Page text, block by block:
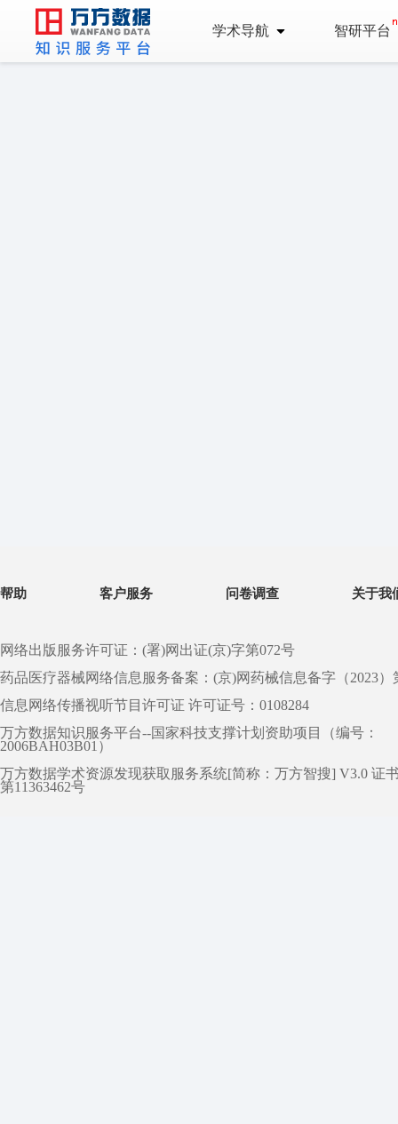
学术导航 智研平台
帮助 客户服务 问卷调查 关于我
网络出版服务许可证：(署)网出证(京)字第072号
药品医疗器械网络信息服务备案：(京)网药械信息备字（2023）
信息网络传播视听节目许可证 许可证号：0108284
万方数据知识服务平台--国家科技支撑计划资助项目（编号：
2006BAH03B01）
万方数据学术资源发现获取服务系统[简称：万方智搜] V3.0 证
第11363462号